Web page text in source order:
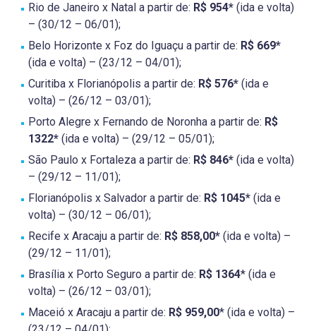
Rio de Janeiro x Natal a partir de: R$ 954* (ida e volta)
– (30/12 – 06/01);
Belo Horizonte x Foz do Iguaçu a partir de: R$ 669*
(ida e volta) – (23/12 – 04/01);
Curitiba x Florianópolis a partir de: R$ 576* (ida e
volta) – (26/12 – 03/01);
Porto Alegre x Fernando de Noronha a partir de: R$
1322* (ida e volta) – (29/12 – 05/01);
São Paulo x Fortaleza a partir de: R$ 846* (ida e volta)
– (29/12 – 11/01);
Florianópolis x Salvador a partir de: R$ 1045* (ida e
volta) – (30/12 – 06/01);
Recife x Aracaju a partir de: R$ 858,00* (ida e volta) –
(29/12 – 11/01);
Brasília x Porto Seguro a partir de: R$ 1364* (ida e
volta) – (26/12 – 03/01);
Maceió x Aracaju a partir de: R$ 959,00* (ida e volta) –